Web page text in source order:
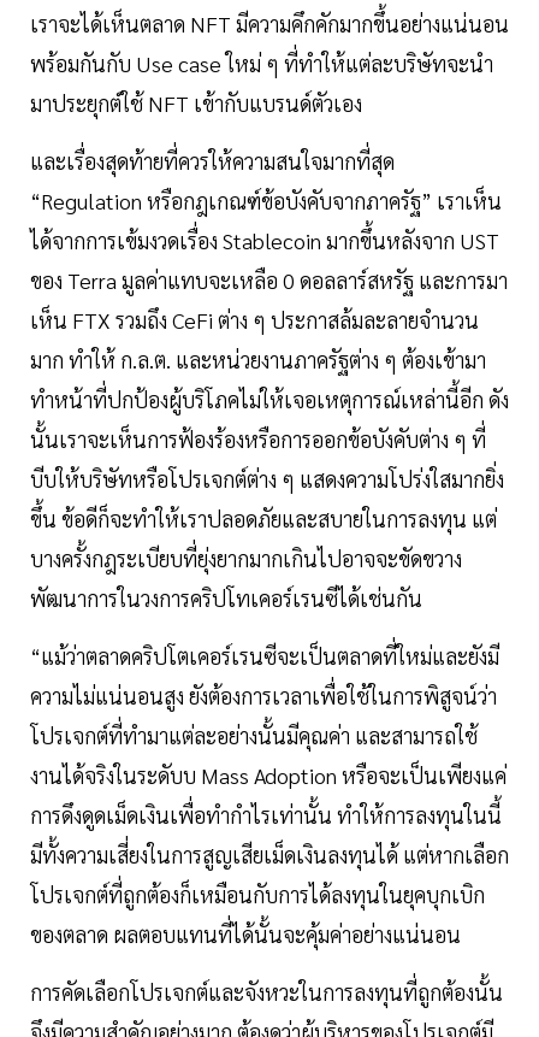
เราจะได้เห็นตลาด NFT มีความคึกคักมากขึ้นอย่างแน่นอน
พร้อมกันกับ Use case ใหม่ ๆ ที่ทำให้แต่ละบริษัทจะนำ
มาประยุกต์ใช้ NFT เข้ากับแบรนด์ตัวเอง
และเรื่องสุดท้ายที่ควรให้ความสนใจมากที่สุด
“Regulation หรือกฎเกณฑ์ข้อบังคับจากภาครัฐ” เราเห็น
ได้จากการเข้มงวดเรื่อง Stablecoin มากขึ้นหลังจาก UST
ของ Terra มูลค่าแทบจะเหลือ 0 ดอลลาร์สหรัฐ และการมา
เห็น FTX รวมถึง CeFi ต่าง ๆ ประกาสล้มละลายจำนวน
มาก ทำให้ ก.ล.ต. และหน่วยงานภาครัฐต่าง ๆ ต้องเข้ามา
ทำหน้าที่ปกป้องผู้บริโภคไม่ให้เจอเหตุการณ์เหล่านี้อีก ดัง
นั้นเราจะเห็นการฟ้องร้องหรือการออกข้อบังคับต่าง ๆ ที่
บีบให้บริษัทหรือโปรเจกต์ต่าง ๆ แสดงความโปร่งใสมากยิ่ง
ขึ้น ข้อดีก็จะทำให้เราปลอดภัยและสบายในการลงทุน แต่
บางครั้งกฎระเบียบที่ยุ่งยากมากเกินไปอาจจะขัดขวาง
พัฒนาการในวงการคริปโทเคอร์เรนซีได้เช่นกัน
“แม้ว่าตลาดคริปโตเคอร์เรนซีจะเป็นตลาดที่ใหม่และยังมี
ความไม่แน่นอนสูง ยังต้องการเวลาเพื่อใช้ในการพิสูจน์ว่า
โปรเจกต์ที่ทำมาแต่ละอย่างนั้นมีคุณค่า และสามารถใช้
งานได้จริงในระดับบ Mass Adoption หรือจะเป็นเพียงแค่
การดึงดูดเม็ดเงินเพื่อทำกำไรเท่านั้น ทำให้การลงทุนในนี้
มีทั้งความเสี่ยงในการสูญเสียเม็ดเงินลงทุนได้ แต่หากเลือก
โปรเจกต์ที่ถูกต้องก็เหมือนกับการได้ลงทุนในยุคบุกเบิก
ของตลาด ผลตอบแทนที่ได้นั้นจะคุ้มค่าอย่างแน่นอน
การคัดเลือกโปรเจกต์และจังหวะในการลงทุนที่ถูกต้องนั้น